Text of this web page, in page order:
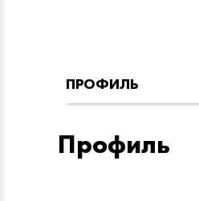
ПРОФИЛЬ
Профиль